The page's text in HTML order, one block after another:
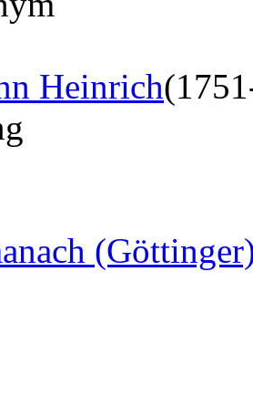
Heinrich